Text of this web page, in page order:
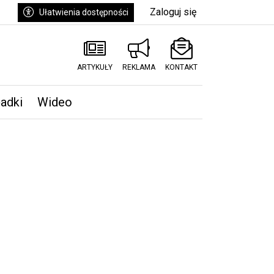
Ułatwienia dostępności Zaloguj się
ARTYKUŁY REKLAMA KONTAKT
Wideo